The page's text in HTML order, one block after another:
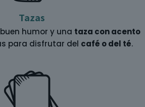
Tazas
humor y una taza con acento
para disfrutar del café o del té.